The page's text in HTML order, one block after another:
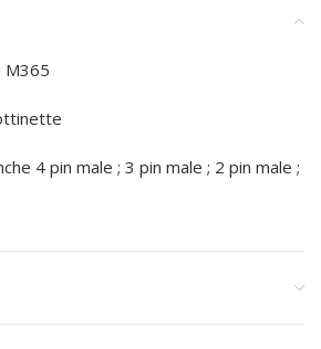
M365
4 pin male ; 3 pin male ; 2 pin male ;